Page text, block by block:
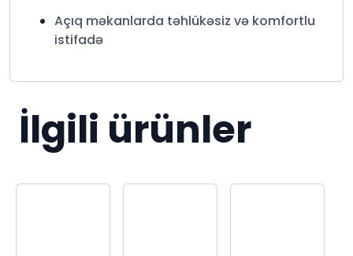
Açıq məkanlarda təhlükəsiz və komfortlu
istifadə
İlgili ürünler